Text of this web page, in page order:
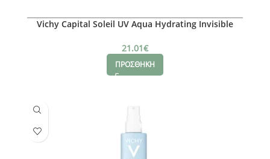
Vichy Capital Soleil UV Aqua Hydrating Invisible
21.01€
ΠΡΟΣΘΗΚΗ